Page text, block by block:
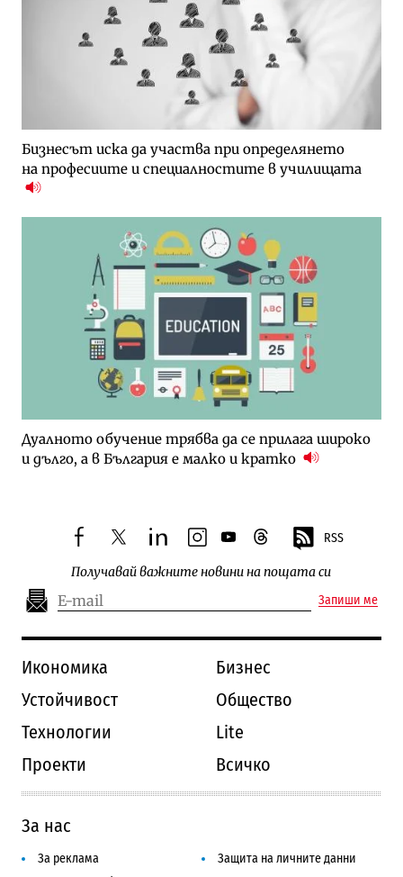
Бизнесът иска да участва при определянето
на професиите и специалностите в училищата
Дуалното обучение трябва да се прилага широко
и дълго, а в България е малко и кратко
facebooktwitterlinkedininstagram
youtubethreads RSS
Получавай важните новини на пощата си
Запиши ме
Икономика
Бизнес
Устойчивост
Общество
Технологии
Lite
Проекти
Всичко
За нас
За реклама
Защита на личните данни